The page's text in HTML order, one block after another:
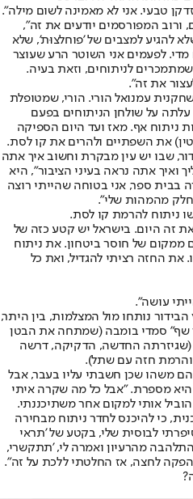
טבעי. אני לא מאמינה לשום מילה".
ורוב המפורסמים יודעים את זה",
להגיע למצבים של 'פוחלצוּת', שלא
מדי. לפעמים אני השוטר הרע שעוצר
לניתוחים, וזאת בעיה.
את זה".
עמנואל הורי. הורי, שמטופלת
עלתה על שולחן הניתוחים בפעם
לעשות ניתוח אף. מאז ועד היום הספיקה
את השפתיים ולהרים את קו לסת.
שבו יש עין מבקרת וחשוב איך אתה
ואיך אתה נראה בעיני הציבור", היא
בבית ספר, אני בטוחה שהייתי רוצה
מהמהות שלי".
ניתוח להרמת קו לסת.
זה היום. בישראל יש קטע כזה של
ממקום של חוסר ביטחון. את ניתוח
את החזה רציתי להגדיל, ואת כל
עושה".
נותחו מול המצלמות, בין היתר,
שף" סמדי בומבה (שמתחה את הבטן
(שגיזרתה החדשה, הדקיקה, דרשה
והרמת חזה עם שתל).
הם משהו שכן חשבתי עליו בעבר, אבל
מספרת. "אבל כל מה שקרה איתי
אותי למקום אחר משתיכננתי.
כי להיכנס לחדר ניתוח מבחירה
לבוסית שלי, בקטע של 'תראי
התלהבה מהרעיון ואמרה לי, 'תתקשרי,
לחצה, אז החלטתי ללכת על זה".